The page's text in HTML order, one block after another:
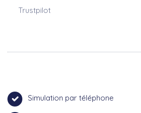
Trustpilot
Simulation par téléphone